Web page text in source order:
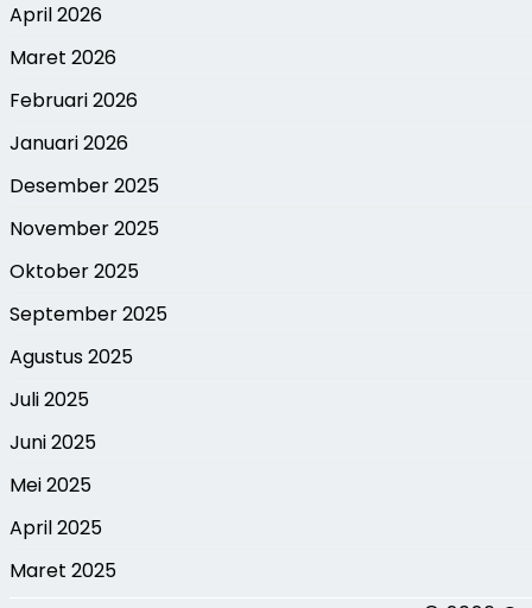
April 2026
Maret 2026
Februari 2026
Januari 2026
Desember 2025
November 2025
Oktober 2025
September 2025
Agustus 2025
Juli 2025
Juni 2025
Mei 2025
April 2025
Maret 2025